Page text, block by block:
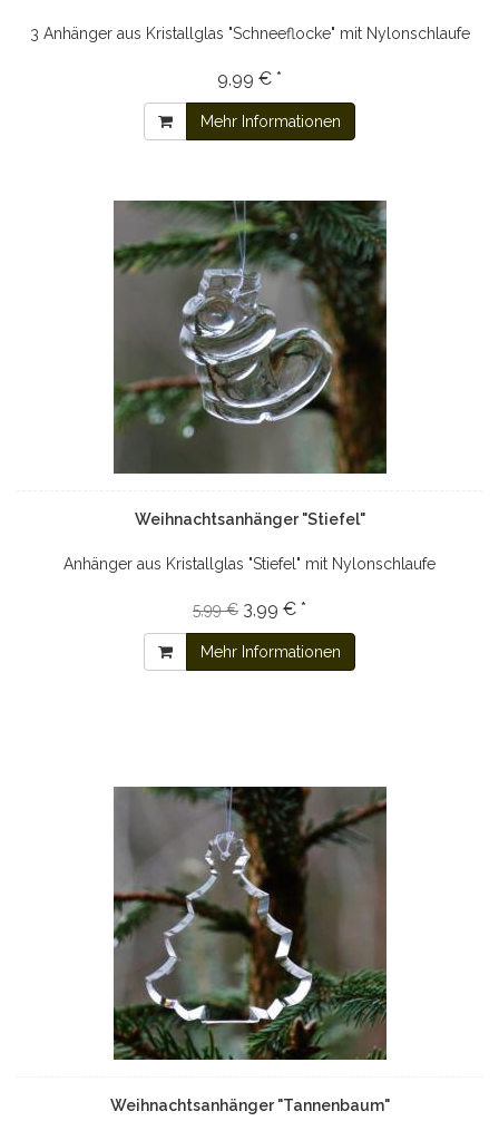
3 Anhänger aus Kristallglas "Schneeflocke" mit Nylonschlaufe
9,99 € *
Mehr Informationen
Weihnachtsanhänger "Stiefel"
Anhänger aus Kristallglas "Stiefel" mit Nylonschlaufe
5,99 € 3,99 € *
Mehr Informationen
Weihnachtsanhänger "Tannenbaum"